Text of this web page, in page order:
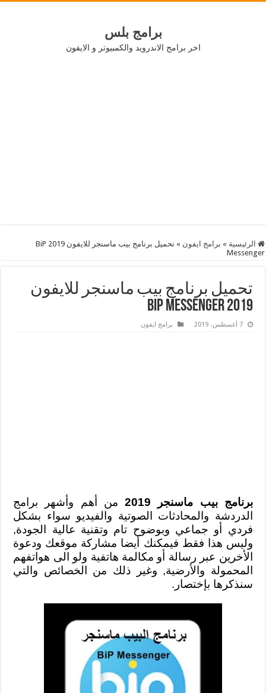
برامج بلس
اخر برامج الاندرويد والكمبيوتر و الايفون
الرئيسية » برامج ايفون »
تحميل برنامج بيب ماسنجر للايفون 2019 BiP
Messenger
تحميل برنامج بيب ماسنجر للايفون
2019 BiP Messenger
7 أغسطس، 2019 برامج ايفون
برنامج بيب ماسنجر 2019
من أهم وأشهر برامج
الدردشة والمحادثات الصوتية والفيديو سواء بشكل
فردي أو جماعي وبوضوح تام وتقنية عالية الجودة,
وليس هذا فقط فيمكنك أيضا مشاركة موقعك ودعوة
الأخرين عبر رسالة أو مكالمة هاتفية ولو الى هواتفهم
المحمولة والأرضية, وغير ذلك من الخصائص والتي
سنذكرها بإختصار.